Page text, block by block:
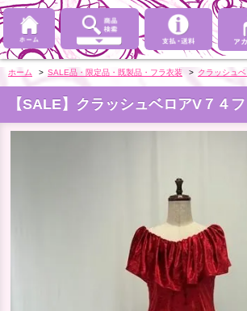
ホーム > SALE品・限定品・既製品・フラ衣装 > クラッシュ
【SALE】クラッシュベロアV７４